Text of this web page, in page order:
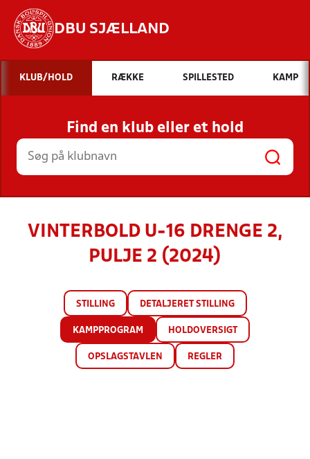
DBU SJÆLLAND
Hvad vil du søge efter?
INDHOLD OG NYHEDER
STILLINGER, RESULTATER, KLUBBER OG
HOLD
KLUB/HOLD RÆKKE SPILLESTED KAMP
Find en klub eller et hold
VINTERBOLD U-16 DRENGE 2,
PULJE 2 (2024)
STILLING DETALJERET STILLING
KAMPPROGRAM HOLDOVERSIGT
OPSLAGSTAVLEN REGLER